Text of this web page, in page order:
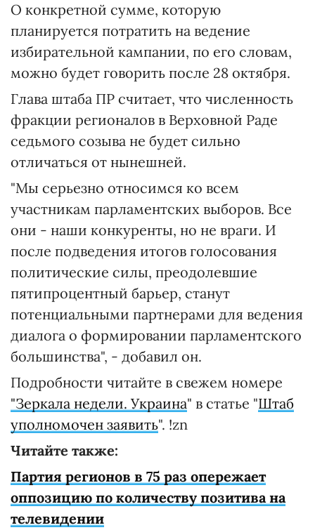
О конкретной сумме, которую
планируется потратить на ведение
избирательной кампании, по его словам,
можно будет говорить после 28 октября.
Глава штаба ПР считает, что численность
фракции регионалов в Верховной Раде
седьмого созыва не будет сильно
отличаться от нынешней.
"Мы серьезно относимся ко всем
участникам парламентских выборов. Все
они - наши конкуренты, но не враги. И
после подведения итогов голосования
политические силы, преодолевшие
пятипроцентный барьер, станут
потенциальными партнерами для ведения
диалога о формировании парламентского
большинства", - добавил он.
Подробности читайте в свежем номере
"Зеркала недели. Украина" в статье "Штаб
уполномочен заявить". !zn
Читайте также:
Партия регионов в 75 раз опережает
оппозицию по количеству позитива на
телевидении